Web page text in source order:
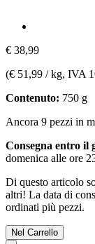
€ 38,99
(€ 51,99 / kg, IVA
Contenuto: 750 g
Ancora 9 pezzi in
Consegna entro il
domenica alle ore
Di questo articolo
altri! La data di
ordinati più pezzi.
Nel Carrello